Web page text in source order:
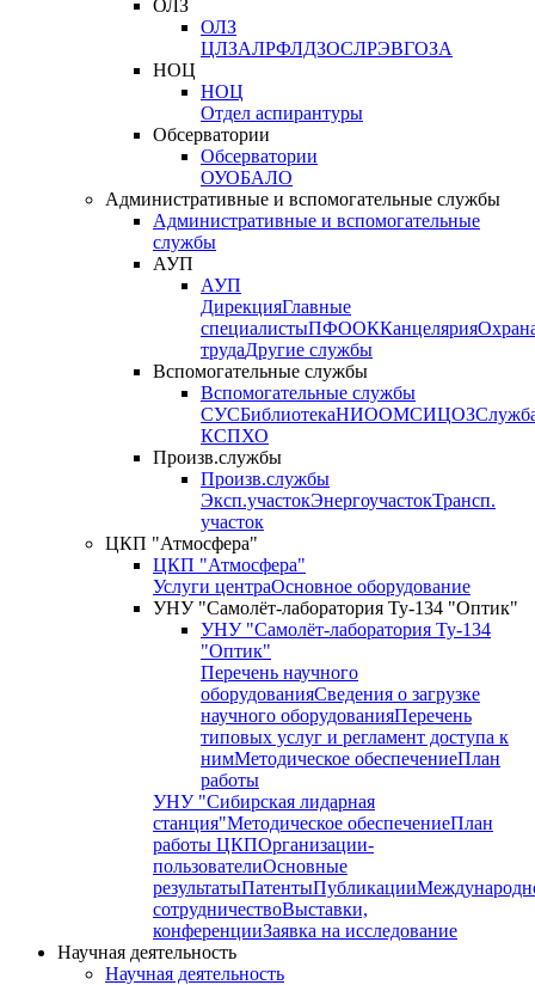
ОЛЗ
ОЛЗ
ЦЛЗАЛРФЛДЗОСЛРЭВГОЗА
НОЦ
НОЦ
Отдел аспирантуры
Обсерватории
Обсерватории
ОУОБАЛО
Административные и вспомогательные службы
Административные и вспомогательные
службы
АУП
АУП
ДирекцияГлавные
специалистыПФООККанцелярия
трудаДругие службы
Вспомогательные службы
Вспомогательные службы
СУСБиблиотекаНИООМСИЦОЗ
КСПХО
Произв.службы
Произв.службы
Эксп.участокЭнергоучастокТрансп.
участок
ЦКП "Атмосфера"
ЦКП "Атмосфера"
Услуги центраОсновное оборудование
УНУ "Самолёт-лаборатория Ту-134 "Оптик"
УНУ "Самолёт-лаборатория Ту-134
"Оптик"
Перечень научного
оборудованияСведения о загрузке
научного оборудованияПеречень
типовых услуг и регламент доступа к
нимМетодическое обеспечениеПлан
работы
УНУ "Сибирская лидарная
станция"Методическое обеспечениеПлан
работы ЦКПОрганизации-
пользователиОсновные
результатыПатентыПубликации
сотрудничествоВыставки,
конференцииЗаявка на исследование
Научная деятельность
Научная деятельность